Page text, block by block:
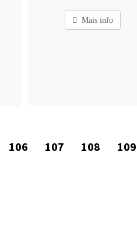
Mais info
106 107 108
109